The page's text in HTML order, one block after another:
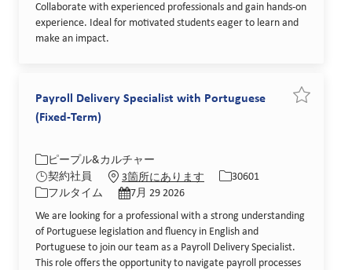
Collaborate with experienced professionals and gain hands-on
experience. Ideal for motivated students eager to learn and
make an impact.
Payroll Delivery Specialist with Portuguese
(Fixed-Term)
カテゴリー
ピープル&カルチャー
契約社員
3箇所にあります
30601
役職
フルタイム
投稿日
7月 29 2026
We are looking for a professional with a strong understanding
of Portuguese legislation and fluency in English and
Portuguese to join our team as a Payroll Delivery Specialist.
This role offers the opportunity to navigate payroll processes